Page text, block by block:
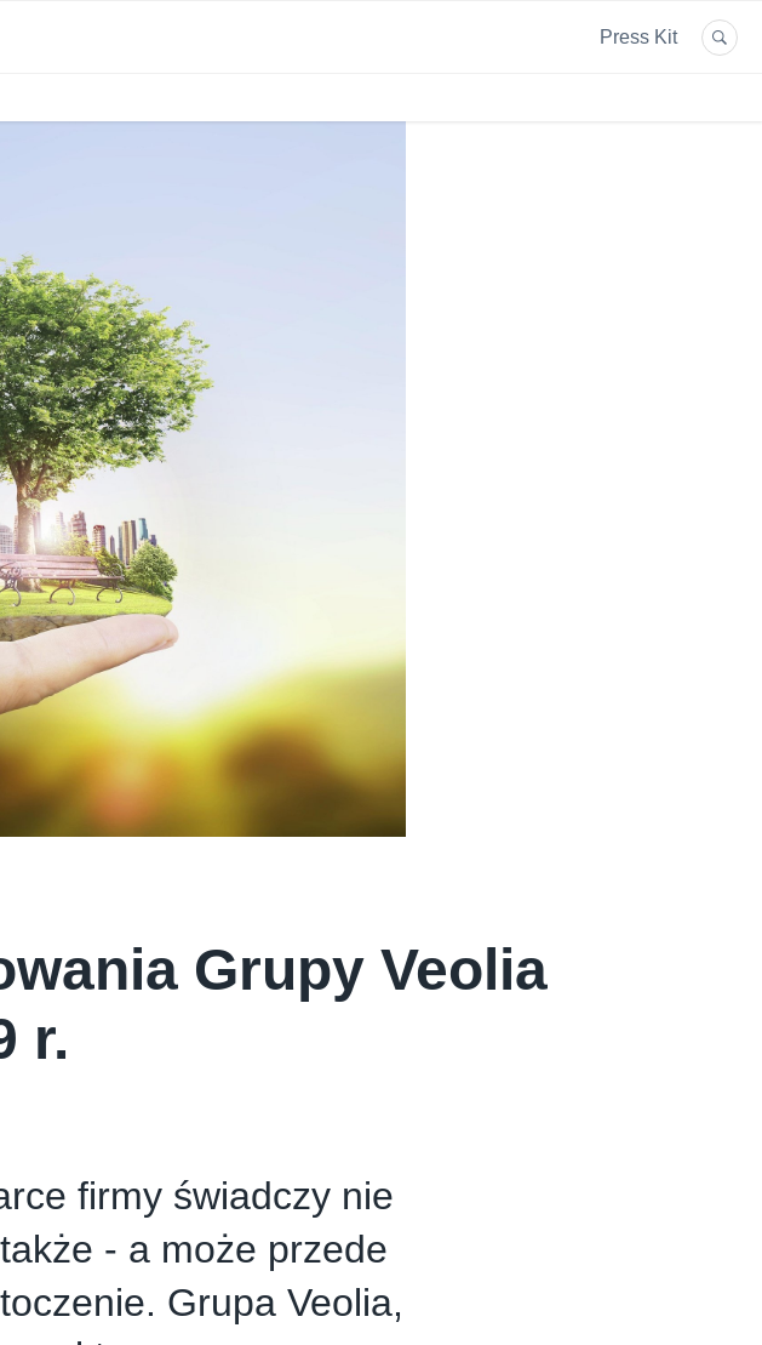
Press Kit
Grupy Veolia
r.
firmy świadczy nie
- a może przede
Grupa Veolia,